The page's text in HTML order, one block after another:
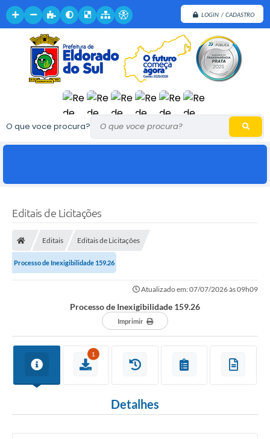
LOGIN / CADASTRO
O que voce procura?
Editais de Licitações
Editais Editais de Licitações
Processo de Inexigibilidade 159.26
Atualizado em: 07/07/2026 às 09h09
Processo de Inexigibilidade 159.26
Imprimir
1
Detalhes